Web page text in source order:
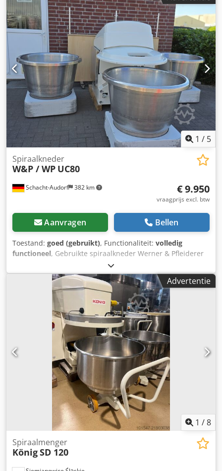
breedte boven: 90, - breedte onder: 67. TECHNISCHE
GEGEVENS: - capaciteit: 120 kg deeg - 2 versnellingen -
achteruitversnelling - timers voor 1e en 2e versnelling De
machine, klaar voor bezichtiging, staat in ons magazijn (36-
068 Bachórz, Polen). Beschikbare opties: transport /
montage / inbedrijfstelling. De prijs is netto. WIJ SPREKEN
ENGELS, DUITS, FRANS, RUSSISCH, OEKRAÏENS.
1 / 5
Schacht-Audorf 382 km
Spiraalkneder
W&P / WP UC80
€ 9.950
vraagprijs excl. btw
Aanvragen Bellen
Toestand: goed (gebruikt), Functionaliteit: volledig
functioneel, Gebruikte spiraalkneder Werner & Pfleiderer
UC80, voor 80 kg meel per ketel, in bakkersstaat (goede
staat), verrijdbaar, 2 timers, roestvrijstalen kneedarm, met
1 RVS ketel, indien gewenst met tot 2 extra ketels voor
€2.500 per stuk. Chedpfewwwf Ejx Aggea
Advertentie
1 /8
Spiraalmenger
KönigSD 120